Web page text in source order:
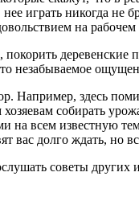
нее играть никогда
на
покорить
незабываемое
Например, здесь
собирать
на всем известную
вас долго ждать, но
советы других